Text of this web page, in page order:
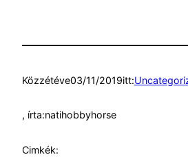
Közzétéve03/11/2019itt:
, írta:natihobbyhorse
Cimkék: